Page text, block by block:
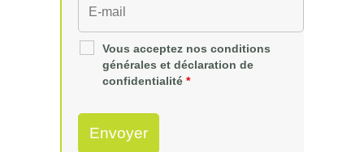
Vous acceptez nos conditions
générales et déclaration de
confidentialité *